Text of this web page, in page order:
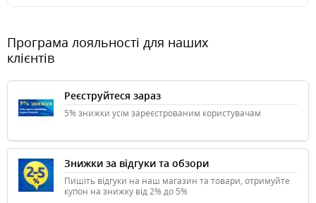
Програма лояльності для наших
клієнтів
Реєструйтеся зараз
5% знижки усім зареєстрованим користувачам
Знижки за відгуки та обзори
Пишіть відгуки на наш магазин та товари, отримуйте
купон на знижку від 2% до 5%